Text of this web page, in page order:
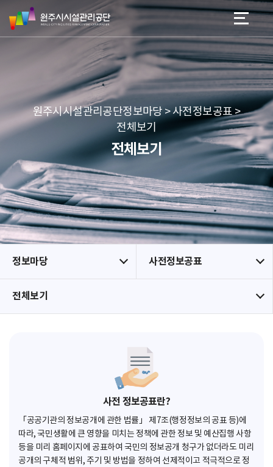
네
본문 바로가기
메뉴 바로가기
원
주
시
리
공
단
원주시시설관리공단정보마당 > 사전정보공표 >
전체보기
전체보기
정보마당 사전정보공표
전체보기
사전 정보공표란?
「공공기관의 정보공개에 관한 법률」 제7조(행정정보의 공표 등)에
따라, 국민생활에 큰 영향을 미치는 정책에 관한 정보 및 예산집행 사항
등을 미리 홈페이지에 공표하여 국민의 정보공개 청구가 없더라도 미리
공개의 구체적 범위, 주기 및 방법을 정하여 선제적이고 적극적으로 정